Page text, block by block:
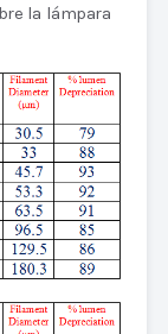
la lámpara